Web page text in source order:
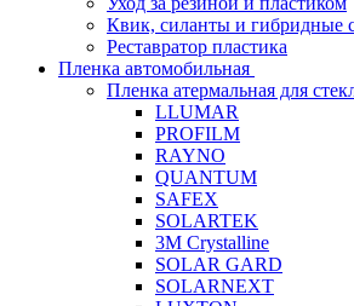
Квик, силанты и гибридные
Реставратор пластика
Пленка автомобильная
Пленка атермальная для
LLUMAR
PROFILM
RAYNO
QUANTUM
SAFEX
SOLARTEK
3M Crystalline
SOLAR GARD
SOLARNEXT